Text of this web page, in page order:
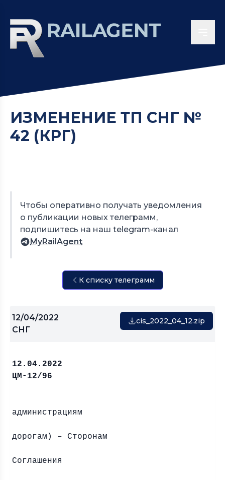
ИЗМЕНЕНИЕ ТП СНГ №
42 (КРГ)
Чтобы оперативно получать уведомления
о публикации новых телеграмм,
подпишитесь на наш telegram-канал
MyRailAgent
К списку телеграмм
12/04/2022
СНГ
cis_2022_04_12.zip
ЦМ-12/96
администрациям
дорогам) – Сторонам
Соглашения